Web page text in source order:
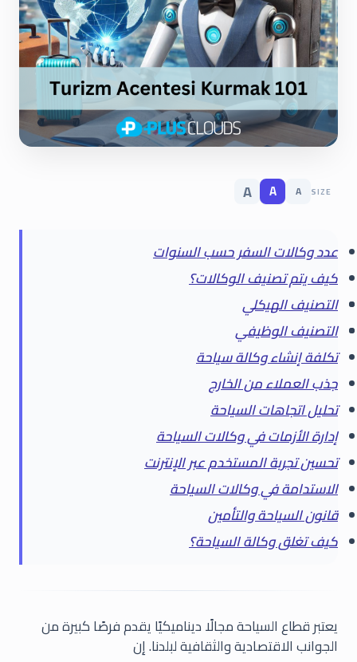
SIZE
A
A
A
عدد وكالات السفر حسب السنوات
كيف يتم تصنيف الوكالات؟
التصنيف الهيكلي
التصنيف الوظيفي
تكلفة إنشاء وكالة سياحة
جذب العملاء من الخارج
تحليل اتجاهات السياحة
إدارة الأزمات في وكالات السياحة
تحسين تجربة المستخدم عبر الإنترنت
الاستدامة في وكالات السياحة
قانون السياحة والتأمين
كيف تغلق وكالة السياحة؟
يعتبر قطاع السياحة مجالًا ديناميكيًا يقدم فرصًا كبيرة من
الجوانب الاقتصادية والثقافية لبلدنا. إن